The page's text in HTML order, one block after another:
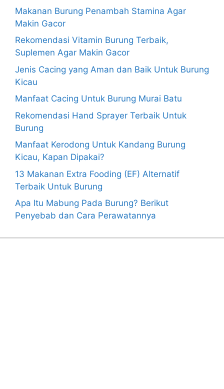
Makanan Burung Penambah Stamina Agar
Makin Gacor
Rekomendasi Vitamin Burung Terbaik,
Suplemen Agar Makin Gacor
Jenis Cacing yang Aman dan Baik Untuk Burung
Kicau
Manfaat Cacing Untuk Burung Murai Batu
Rekomendasi Hand Sprayer Terbaik Untuk
Burung
Manfaat Kerodong Untuk Kandang Burung
Kicau, Kapan Dipakai?
13 Makanan Extra Fooding (EF) Alternatif
Terbaik Untuk Burung
Apa Itu Mabung Pada Burung? Berikut
Penyebab dan Cara Perawatannya